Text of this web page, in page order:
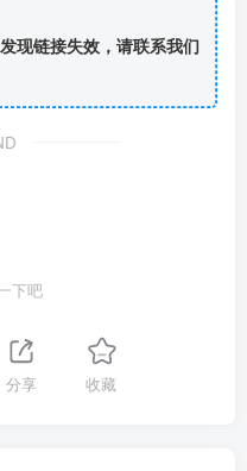
现链接失效，请联系我们
下吧
分享 收藏